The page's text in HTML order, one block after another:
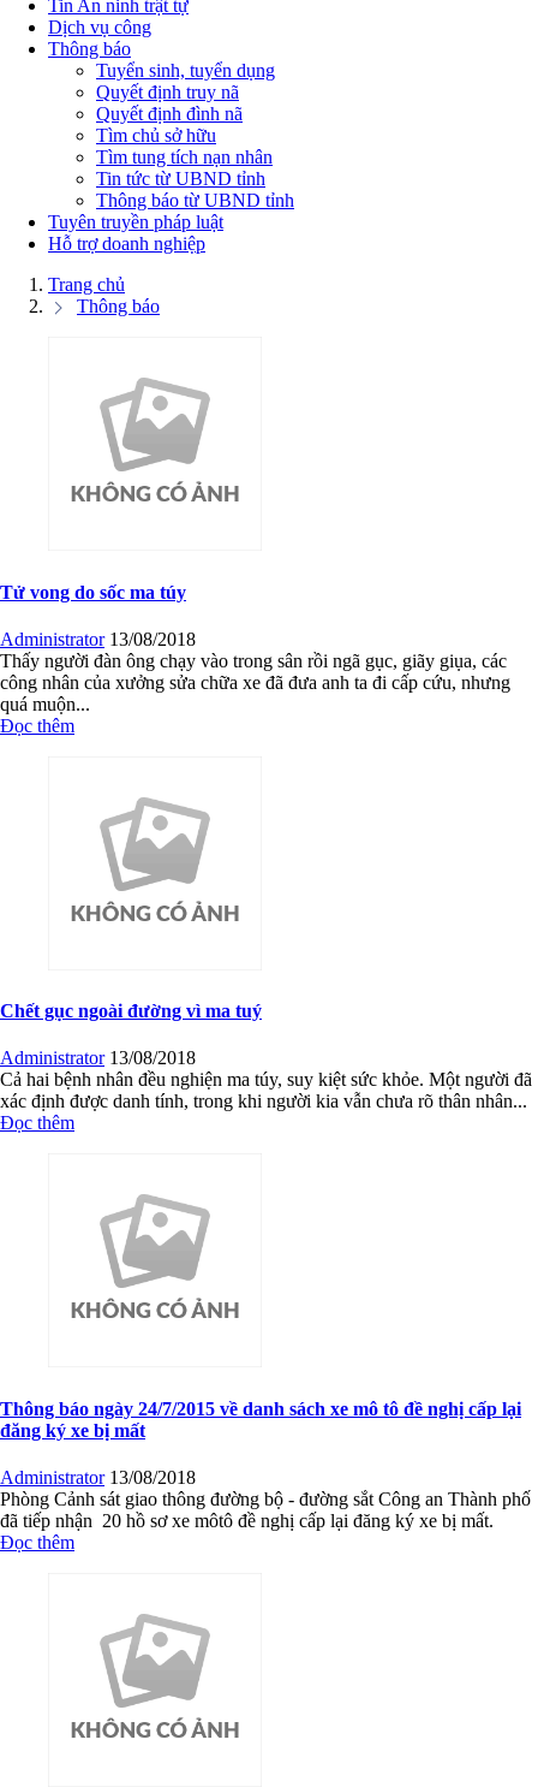
Tin An ninh trật tự
Dịch vụ công
Thông báo
Tuyển sinh, tuyển dụng
Quyết định truy nã
Quyết định đình nã
Tìm chủ sở hữu
Tìm tung tích nạn nhân
Tin tức từ UBND tỉnh
Thông báo từ UBND tỉnh
Tuyên truyền pháp luật
Hỗ trợ doanh nghiệp
Trang chủ
Thông báo
Tử vong do sốc ma túy
Administrator 13/08/2018
Thấy người đàn ông chạy vào trong sân rồi ngã gục, giãy giụa, các
công nhân của xưởng sửa chữa xe đã đưa anh ta đi cấp cứu, nhưng
quá muộn...
Đọc thêm
Chết gục ngoài đường vì ma tuý
Administrator 13/08/2018
Cả hai bệnh nhân đều nghiện ma túy, suy kiệt sức khỏe. Một người đã
xác định được danh tính, trong khi người kia vẫn chưa rõ thân nhân...
Đọc thêm
Thông báo ngày 24/7/2015 về danh sách xe mô tô đề nghị cấp lại
đăng ký xe bị mất
Administrator 13/08/2018
Phòng Cảnh sát giao thông đường bộ - đường sắt Công an Thành phố
đã tiếp nhận 20 hồ sơ xe môtô đề nghị cấp lại đăng ký xe bị mất.
Đọc thêm